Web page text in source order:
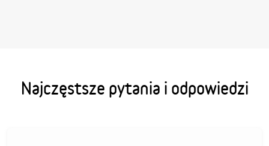
Najczęstsze pytania i odpowiedzi